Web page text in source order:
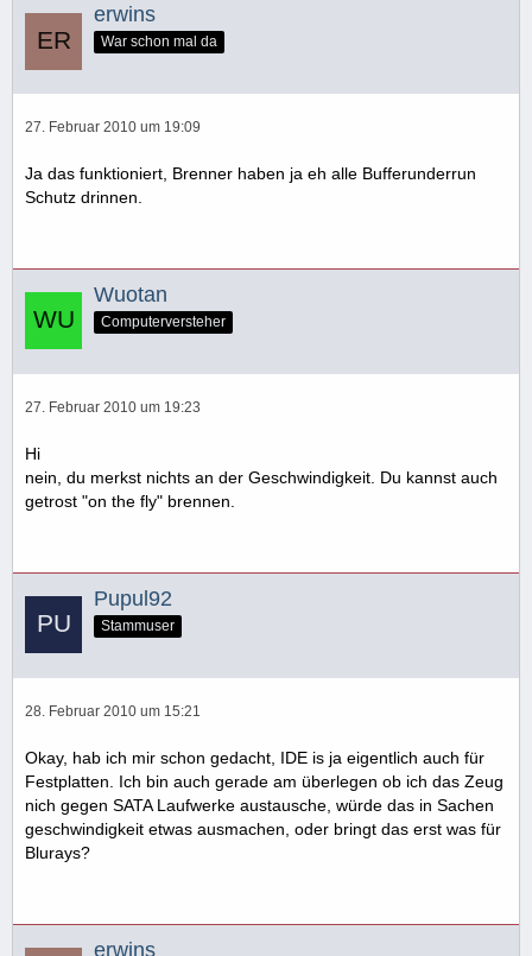
erwins
War schon mal da
27. Februar 2010 um 19:09
Ja das funktioniert, Brenner haben ja eh alle Bufferunderrun
Schutz drinnen.
Wuotan
Computerversteher
27. Februar 2010 um 19:23
Hi
nein, du merkst nichts an der Geschwindigkeit. Du kannst auch
getrost "on the fly" brennen.
Pupul92
Stammuser
28. Februar 2010 um 15:21
Okay, hab ich mir schon gedacht, IDE is ja eigentlich auch für
Festplatten. Ich bin auch gerade am überlegen ob ich das Zeug
nich gegen SATA Laufwerke austausche, würde das in Sachen
geschwindigkeit etwas ausmachen, oder bringt das erst was für
Blurays?
erwins